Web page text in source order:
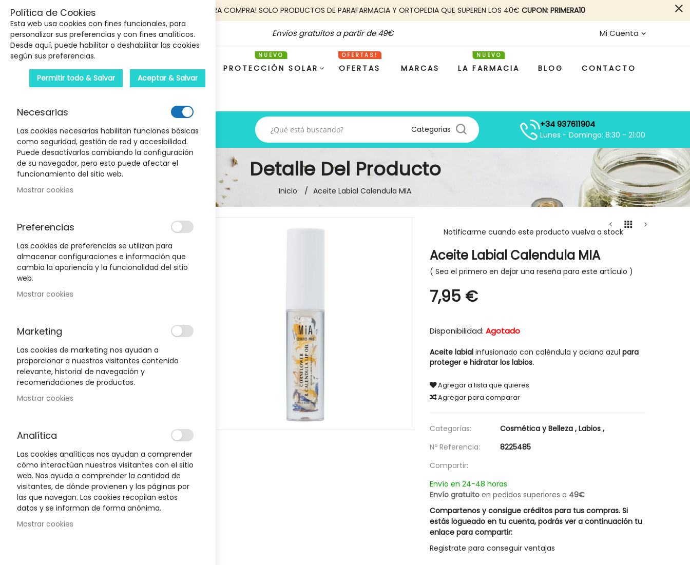
5€ DE DESCUENTO EN TU PRIMERA COMPRA! SOLO PRODUCTOS DE PARAFARMACIA Y ORTOPEDIA QUE SUPEREN LOS 40€ CUPON: PRIMERA10
Envíos gratuitos a partir de 49€ Mi Cuenta
PROTECCIÓN SOLAR OFERTAS MARCAS LA FARMACIA BLOG CONTACTO
PRODUCTOS Categorias +34 937611904
Lunes - Domingo: 8:30 - 21:00
Detalle Del Producto
Inicio Aceite Labial Calendula MIA
Notificarme cuando este producto vuelva a stock
Aceite Labial Calendula MIA
Sea el primero en dejar una reseña para este artículo
7,95 €
Disponibilidad: Agotado
Aceite labial infusionado con caléndula y aciano azul para
proteger e hidratar los labios.
Agregar a lista que quieres
Agregar para comparar
Categorías: Cosmética y Belleza , Labios ,
Nº Referencia:
8225485
Compartir:
Envío en 24-48 horas
Envío gratuito en pedidos superiores a 49€
Compartenos y consigue créditos para tus compras. Si
estás logueado en tu cuenta, podrás ver a continuación tu
enlace para compartir:
Registrate para conseguir ventajas
Marcas
Oportunidad!
Liposín
HIGIENE Y SALUD
Champu Dermopel 400 Ml
18,17 €
25,95 €
Mascarilla Excesive Innovative
Posible descuento 3,00 €
-30%
HIGIENE Y SALUD
Champú Cabellos Blancos Silver Hair
Posible descuento 3,00 €
20,95 €
Política de Cookies
Esta web usa cookies con fines funcionales, para
personalizar sus preferencias y con fines analíticos.
Desde aquí, puede habilitar o deshabilitar las cookies
según sus preferencias.
Permitir todo & Salvar Aceptar & Salvar
Necesarias
Las cookies necesarias habilitan funciones básicas
como seguridad, gestión de red y accesibilidad.
Puede desactivarlos cambiando la configuración
de su navegador, pero esto puede afectar el
funcionamiento del sitio web.
Mostrar cookies
Preferencias
Las cookies de preferencias se utilizan para
almacenar configuraciones e información que
cambia la apariencia y la funcionalidad del sitio
web.
Mostrar cookies
Marketing
Las cookies de marketing nos ayudan a
proporcionar a nuestros visitantes contenido
relevante, historial de navegación y
recomendaciones de productos.
Mostrar cookies
Analítica
Las cookies analíticas nos ayudan a comprender
cómo interactúan nuestros visitantes con el sitio
web. Nos ayuda a comprender la cantidad de
visitantes, de dónde provienen y las páginas por
las que navegan. Las cookies recopilan estos
datos y se informan de forma anónima.
Mostrar cookies